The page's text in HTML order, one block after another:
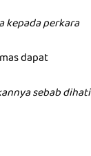
perkara
dapat
sebab dihati